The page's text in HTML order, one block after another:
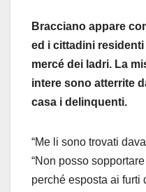
Bracciano appare
ed i cittadini
mercé dei ladri. La
intere sono atterrite
casa i delinquenti.
“Me li sono trovati
“Non posso
perché esposta ai furti